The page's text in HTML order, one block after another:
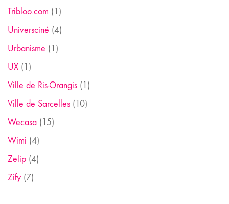
Tribloo.com (1)
Universciné (4)
Urbanisme (1)
UX (1)
Ville de Ris-Orangis (1)
Ville de Sarcelles (10)
Wecasa (15)
Wimi (4)
Zelip (4)
Zify (7)